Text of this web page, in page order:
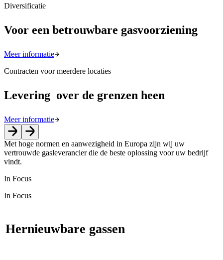
Diversificatie
Voor een betrouwbare gasvoorziening
Meer informatie
Contracten voor meerdere locaties
Levering over de grenzen heen
Meer informatie
Met hoge normen en aanwezigheid in Europa zijn wij uw
vertrouwde gasleverancierdie de beste oplossing voor uw bedrijf
vindt.
In Focus
In Focus
Hernieuwbare gassen